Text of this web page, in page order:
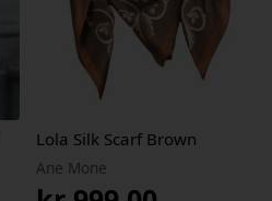
Lola Silk Scarf Brown
Ane Mone